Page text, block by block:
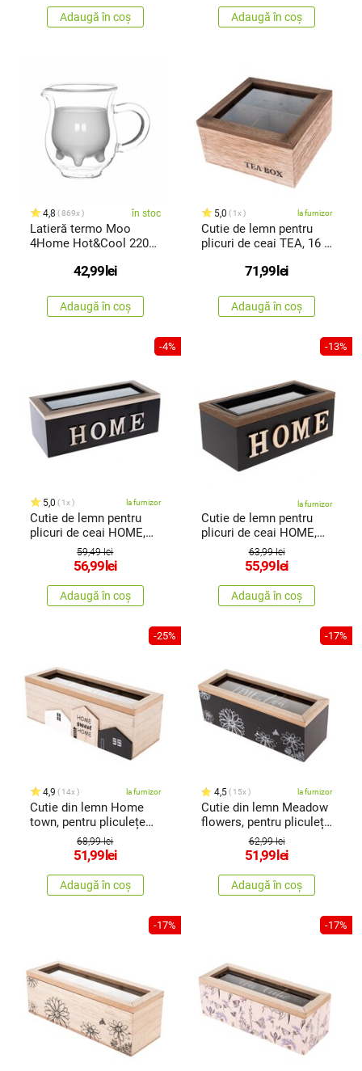
Adaugă în coș Adaugă în coș
4,8 869x în stoc
Latieră termo Moo
4Home Hot&Cool 220
42,99 lei
Adaugă în coș
5,0 1x la furnizor
Cutie de lemn pentru
plicuri de ceai TEA, 16 x
71,99 lei
Adaugă în coș
-4%
5,0 1x la furnizor
Cutie de lemn pentru
plicuri de ceai HOME,
23 x 10 x 8 cm
59,49 lei
56,99 lei
Adaugă în coș
-13%
la furnizor
Cutie de lemn pentru
plicuri de ceai HOME,
16,5 x 10 x 8 cm
63,99 lei
55,99 lei
Adaugă în coș
-25%
4,9 14x la furnizor
Cutie din lemn Home
town, pentru pliculețe
de ceai23 x 8 x 8 cm
68,99 lei
51,99 lei
Adaugă în coș
-17%
4,5 15x la furnizor
Cutie din lemn Meadow
flowers, pentru pliculețe
deceai, negru, 23 x 8 x 8
62,99 lei
51,99 lei
Adaugă în coș
-17% -17%